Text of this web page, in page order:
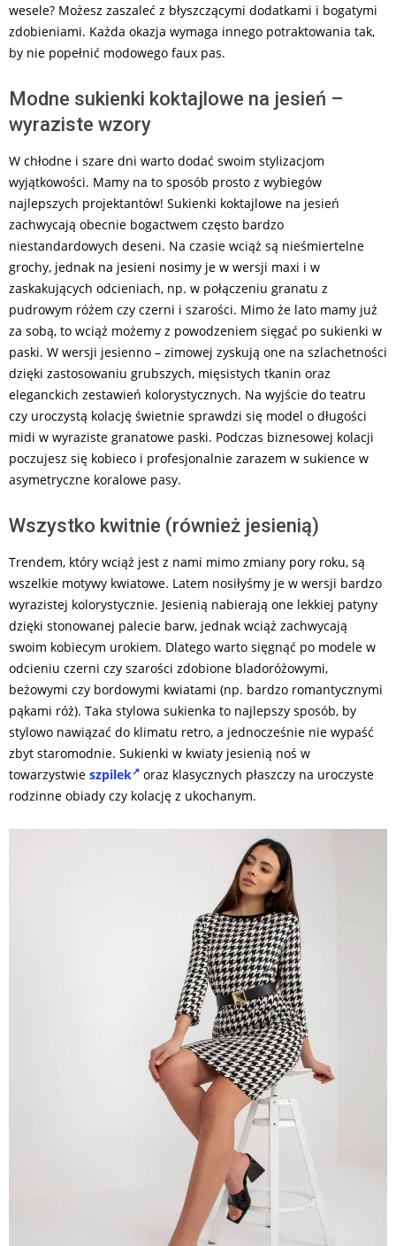
wesele? Możesz zaszaleć z błyszczącymi dodatkami i bogatymi
zdobieniami. Każda okazja wymaga innego potraktowania tak,
by nie popełnić modowego faux pas.
Modne sukienki koktajlowe na jesień –
wyraziste wzory
W chłodne i szare dni warto dodać swoim stylizacjom
wyjątkowości. Mamy na to sposób prosto z wybiegów
najlepszych projektantów! Sukienki koktajlowe na jesień
zachwycają obecnie bogactwem często bardzo
niestandardowych deseni. Na czasie wciąż są nieśmiertelne
grochy, jednak na jesieni nosimy je w wersji maxi i w
zaskakujących odcieniach, np. w połączeniu granatu z
pudrowym różem czy czerni i szarości. Mimo że lato mamy już
za sobą, to wciąż możemy z powodzeniem sięgać po sukienki w
paski. W wersji jesienno – zimowej zyskują one na szlachetności
dzięki zastosowaniu grubszych, mięsistych tkanin oraz
eleganckich zestawień kolorystycznych. Na wyjście do teatru
czy uroczystą kolację świetnie sprawdzi się model o długości
midi w wyraziste granatowe paski. Podczas biznesowej kolacji
poczujesz się kobieco i profesjonalnie zarazem w sukience w
asymetryczne koralowe pasy.
Wszystko kwitnie (również jesienią)
Trendem, który wciąż jest z nami mimo zmiany pory roku, są
wszelkie motywy kwiatowe. Latem nosiłyśmy je w wersji bardzo
wyrazistej kolorystycznie. Jesienią nabierają one lekkiej patyny
dzięki stonowanej palecie barw, jednak wciąż zachwycają
swoim kobiecym urokiem. Dlatego warto sięgnąć po modele w
odcieniu czerni czy szarości zdobione bladoróżowymi,
beżowymi czy bordowymi kwiatami (np. bardzo romantycznymi
pąkami róż). Taka stylowa sukienka to najlepszy sposób, by
stylowo nawiązać do klimatu retro, a jednocześnie nie wypaść
zbyt staromodnie. Sukienki w kwiaty jesienią noś w
towarzystwie szpilek
oraz klasycznych płaszczy na uroczyste
rodzinne obiady czy kolację z ukochanym.